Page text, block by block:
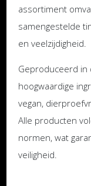
assortiment
samengestelde
en veelzijdigheid.
Geproduceerd in
hoogwaardige
vegan,
Alle producten
normen, wat
veiligheid.